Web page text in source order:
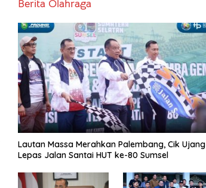
Berita Olahraga
Lautan Massa Merahkan Palembang, Cik Ujang
Lepas Jalan Santai HUT ke-80 Sumsel